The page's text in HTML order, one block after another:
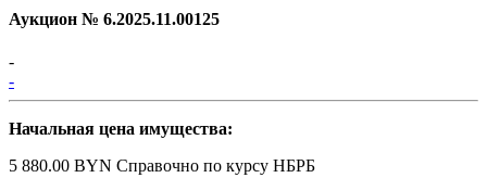
Аукцион № 6.2025.11.00125
-
-
Начальная цена имущества:
5 880.00 BYN Справочно по курсу НБРБ